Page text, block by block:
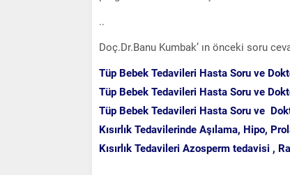
..
Doç.Dr.Banu Kumbak’ ın önceki soru
Tüp Bebek Tedavileri Hasta Soru ve
Tüp Bebek Tedavileri Hasta Soru ve
Tüp Bebek Tedavileri Hasta Soru ve
Kısırlık Tedavilerinde Aşılama, Hipo,
Kısırlık Tedavileri Azosperm tedavisi ,